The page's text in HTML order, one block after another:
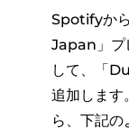
Spotifyか
Japan」プ
して、「
追加します
ら、下記の